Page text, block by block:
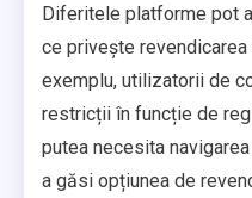
Diferitele platforme pot
ce privește
exemplu, utilizatorii de
restricții în funcție de
putea necesita
a găsi opțiunea de